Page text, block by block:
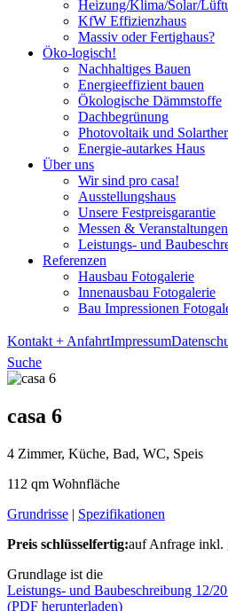
Heizung/Klima/Solar/
KfW Effizienzhaus
Massiv oder Fertighaus?
Öko-logisch!
Nachhaltiges Bauen
Energieeffizient bauen
Ökologische Dämmstoffe
Dachbegrünung
Photovoltaik und
Energie-autarkes Haus
Über uns
Wir sind pro casa!
Ausstellungshaus
Unsere Festpreisgarantie
Messen & Veranstaltungen
Leistungs- und
Referenzen
Hausbau Fotogalerie
Innenausbau Fotogalerie
Bau Impressionen
Kontakt + AnfahrtImpressum
Suche
casa 6
4 Zimmer, Küche, Bad, WC, Speis
112 qm Wohnfläche
Grundrisse | Spezifikationen
Preis schlüsselfertig:auf Anfrage inkl.
Grundlage ist die
Leistungs- und Baubeschreibung 12/
(PDF herunterladen)